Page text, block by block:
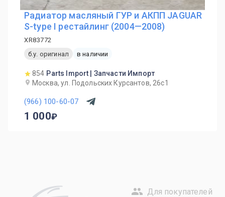
Радиатор масляный ГУР и АКПП JAGUAR
S-type I рестайлинг (2004—2008)
XR83772
б.у. оригинал
в наличии
854 Parts Import | Запчасти Импорт
Москва, ул. Подольских Курсантов, 26с1
(966) 100-60-07
1 000
Для покупателей